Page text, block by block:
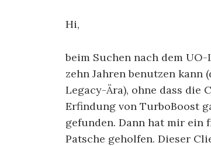
Hi,
beim Suchen nach dem
zehn Jahren benutzen kann
Legacy-Ära), ohne dass die
Erfindung von TurboBoost
gefunden. Dann hat mir
Patsche geholfen. Dieser